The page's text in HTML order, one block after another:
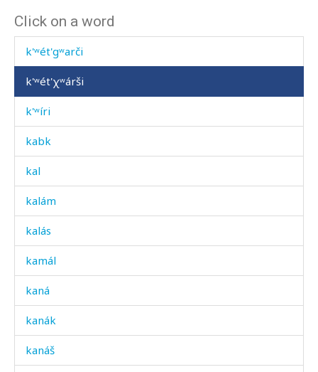
Click on a word
k'ʷet'
k'ʷét'gʷarči
k'ʷét'χʷárši
k'ʷíri
kabk
kal
kalám
kalás
kamál
kaná
kanák
kanáš